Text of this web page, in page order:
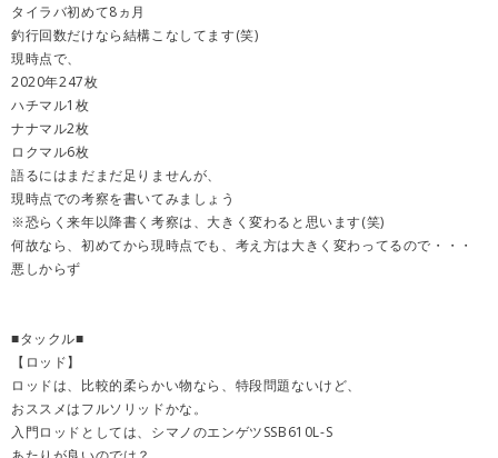
タイラバ初めて8ヵ月
釣行回数だけなら結構こなしてます(笑)
現時点で、
2020年247枚
ハチマル1枚
ナナマル2枚
ロクマル6枚
語るにはまだまだ足りませんが、
現時点での考察を書いてみましょう
※恐らく来年以降書く考察は、大きく変わると思います(笑)
何故なら、初めてから現時点でも、考え方は大きく変わってるので・・・
悪しからず
■タックル■
【ロッド】
ロッドは、比較的柔らかい物なら、特段問題ないけど、
おススメはフルソリッドかな。
入門ロッドとしては、シマノのエンゲツSSB610L-S